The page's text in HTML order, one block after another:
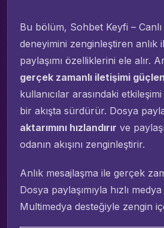
Bu bölüm, Sohbet Keyfi – Canlı
deneyimini zenginleştiren anlık
paylaşımı özelliklerini ele alır.
gerçek zamanlı iletişimi
kullanıcılar arasındaki
bir akışta sürdürür. Dosya
aktarımını hızlandırır ve
odanın akışını zenginleştirir.
Anlık mesajlaşma ile gerçek
Dosya paylaşımıyla hızlı medya
Multimedya desteğiyle zengin